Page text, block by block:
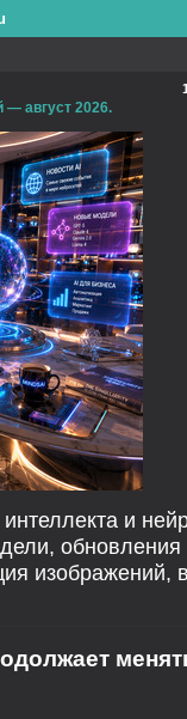
— август 2026.
и
обновления
изображений,